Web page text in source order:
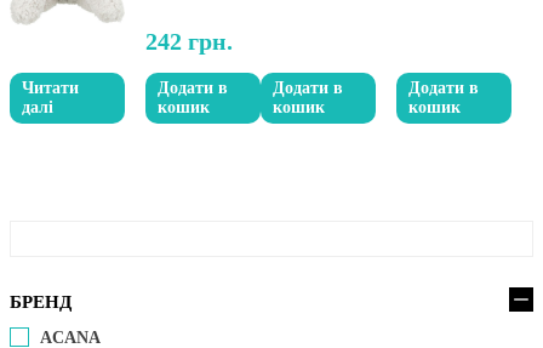
Читати
далі
242 грн.
Додати в
кошик
Додати в
кошик
Додати в
кошик
БРЕНД
ACANA